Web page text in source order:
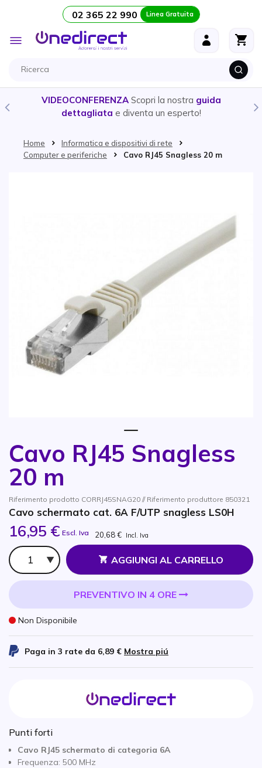
Salta al contenuto 02 365 22 990 Linea Gratuita
Toggle
Nav
VIDEOCONFERENZA Scopri la nostra guida
dettagliata e diventa un esperto!
Home
Informatica e dispositivi di rete
Computer e periferiche
Cavo RJ45 Snagless 20 m
Cavo RJ45 Snagless
20 m
Riferimento prodotto CORRJ45SNAG20 // Riferimento produttore 850321
Cavo schermato cat. 6A F/UTP snagless LS0H
16,95 € Escl. Iva 20,68 € Incl. Iva
Qtà
AGGIUNGI AL CARRELLO
PREVENTIVO IN 4 ORE
Non Disponibile
Paga in 3 rate da 6,89 € Mostra piú
Punti forti
Cavo RJ45 schermato di categoria 6A
Frequenza: 500 MHz
Vai all'inizio della galleria di immagini